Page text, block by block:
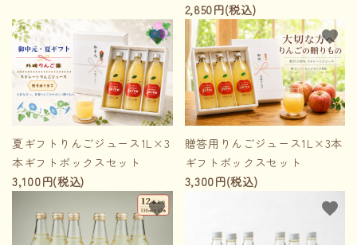
2,850円(税込)
夏ギフトりんごジュース1L×3
本ギフトボックスセット
3,100円(税込)
favorite
贈答用りんごジュース1L×3本
ギフトボックスセット
3,300円(税込)
favorite
favorite favorite